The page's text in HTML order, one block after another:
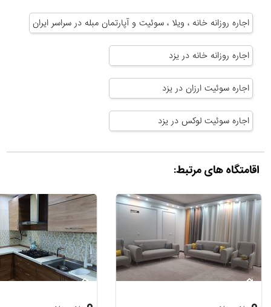
اجاره روزانه خانه ، ویلا ، سوئیت و آپارتمان مبله در سراسر ایران
اجاره روزانه خانه در یزد
اجاره سوئیت ارزان در یزد
اجاره سوئیت لوکس در یزد
اقامتگاه های مرتبط: